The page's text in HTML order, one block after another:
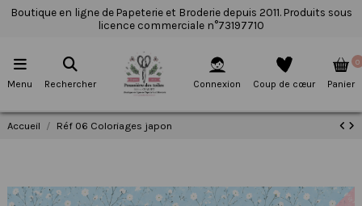
Boutique en ligne de Papeterie et Broderie depuis 2011. Produits sous
licence commerciale n°73197710
Menu Rechercher Connexion Coup de cœur
0
Panier
Accueil Réf 06 Coloriages japon